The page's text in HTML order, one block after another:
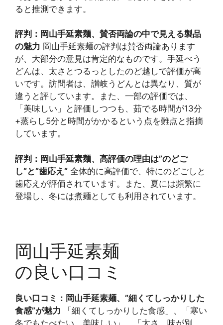
ると推測できます。
評判：岡山手延素麺、賛否両論の中で見える製品
の魅力 岡山手延素麺の評判は賛否両論あります
が、大部分の意見は肯定的なものです。手延べう
どんは、太さとつるっとしたのど越しで評価が高
いです。訪問者は、讃岐うどんとは異なり、質が
違うと評しています。また、一部の評価では、
「美味しい」と評価しつつも、茹でる時間が13分
+蒸らし5分と時間がかかるという点を難点と指摘
しています。
評判：岡山手延素麺、高評価の理由は”のどご
し”と”歯応え” 全体的に高評価で、特にのどごしと
歯応えが評価されています。また、夏には頻繁に
登場し、冬には煮麺としても利用されています。
岡山手延素麺
の良い口コミ
良い口コミ：岡山手延素麺、”細くてしっかりした
食感”が魅力 「細くてしっかりした食感」、「寒い
冬でもたべたい、美味しい」、「太さ、味が別